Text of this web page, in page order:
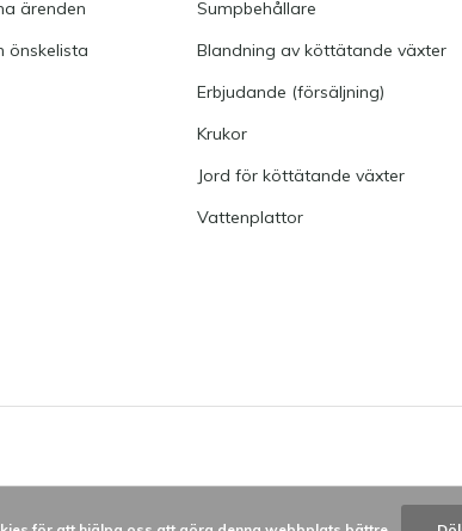
ärenden
önskelista
Sumpbehållare
Blandning av köttätande växter
Erbjudande (försäljning)
Krukor
Jord för köttätande växter
Vattenplattor